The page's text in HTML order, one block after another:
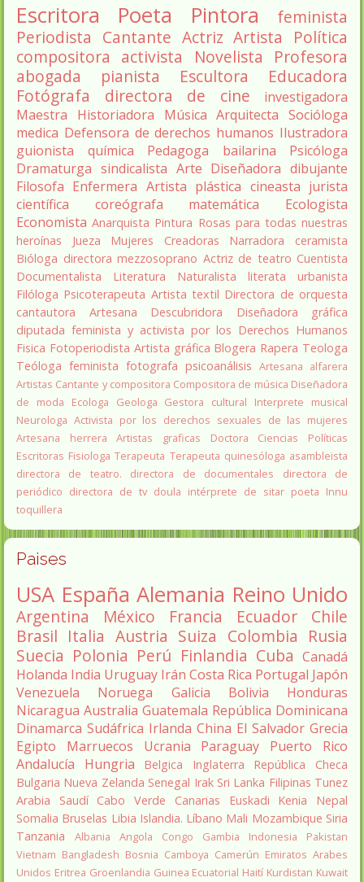
Escritora Poeta Pintora
feminista
Periodista Cantante Actriz Artista
Política
compositora activista Novelista
Profesora
abogada
pianista Escultora
Educadora
Fotógrafa
directora de cine
investigadora
Maestra
Historiadora Música Arquitecta Socióloga
medica Defensora de derechos humanos Ilustradora
guionista
química Pedagoga bailarina
Psicóloga
Dramaturga sindicalista Arte Diseñadora dibujante
Filosofa Enfermera Artista plástica cineasta jurista
científica
coreógrafa matemática
Ecologista
Economista Anarquista Pintura Rosas para todas nuestras
heroínas
Jueza Mujeres Creadoras Narradora
ceramista
Bióloga directora mezzosoprano Actriz de teatro Cuentista
Documentalista
Literatura Naturalista literata
urbanista
Filóloga Psicoterapeuta Artista textil Directora de orquesta
cantautora
Artesana Descubridora
Diseñadora gráfica
diputada feminista y activista por los Derechos Humanos
Fisica Fotoperiodista Artista gráfica Blogera Rapera Teologa
Teóloga feminista fotografa psicoanálisis Artesana alfarera
Artistas Cantante y compositora Compositora de música Diseñadora
de moda
Ecologa Geologa Gestora cultural
Interprete musical
Neurologa Activista por los derechos sexuales de las mujeres
Artesana herrera
Artistas graficas
Doctora Ciencias Políticas
Escritoras Fisiologa Terapeuta Terapeuta quinesóloga asambleista
directora de teatro.
directora de documentales
directora de
periódico directora de tv doula intérprete de sitar poeta Innu
toquillera
Paises
USA España Alemania Reino Unido
Argentina México Francia Ecuador
Chile
Brasil Italia Austria Suiza Colombia Rusia
Suecia Polonia Perú Finlandia Cuba Canadá
Holanda India Uruguay Irán Costa Rica Portugal Japón
Venezuela
Noruega Galicia Bolivia
Honduras
Nicaragua Australia Guatemala República Dominicana
Dinamarca Sudáfrica Irlanda China El Salvador Grecia
Egipto
Marruecos Ucrania Paraguay
Puerto Rico
Andalucía
Hungria Belgica Inglaterra
República Checa
Bulgaria Nueva Zelanda Senegal Irak Sri Lanka Filipinas Tunez
Arabia Saudí Cabo Verde Canarias Euskadi Kenia
Nepal
Somalia Bruselas Libia Islandia. Líbano Mali Mozambique Siria
Tanzania
Albania Angola Congo Gambia Indonesia
Pakistan
Vietnam Bangladesh Bosnia Camboya Camerún Emiratos Arabes
Unidos Eritrea Groenlandia Guinea Ecuatorial Haití Kurdistan Kuwait